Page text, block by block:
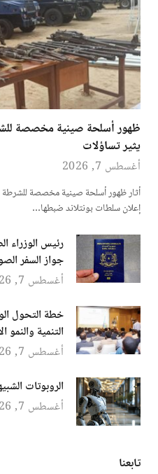
ظهور أسلحة صينية مخصصة
يثير تساؤلات
أغسطس 7, 2026
أثار ظهور أسلحة صينية مخصصة للشرطة
إعلان سلطات بونتلاند ضبطها…
رئيس الوزراء
جواز السفر
أغسطس 7, 2026
خطة التحول
التنمية والنمو
أغسطس 7, 2026
الروبوتات
أغسطس 7, 2026
تابعنا